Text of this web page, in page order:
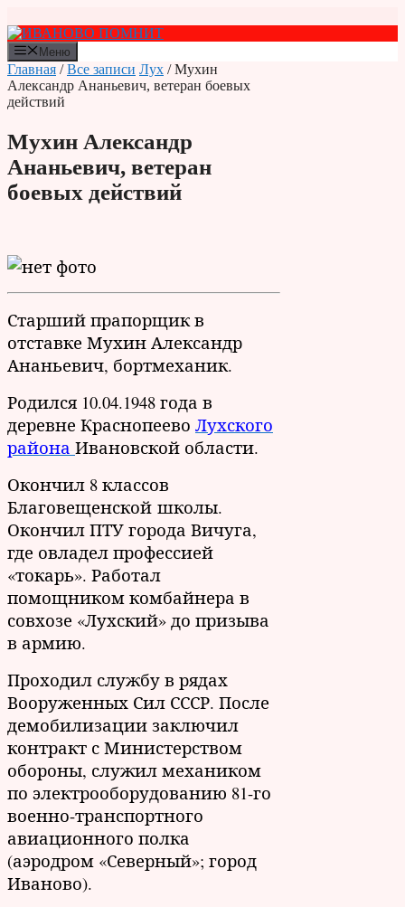
к
содержимому
Меню
Главная /Все записи Лух / Мухин
Александр Ананьевич, ветеран боевых
действий
Мухин Александр
Ананьевич, ветеран
боевых действий
Старший прапорщик в
отставке Мухин Александр
Ананьевич, бортмеханик.
Родился 10.04.1948 года в
деревне Краснопеево Лухского
района Ивановской области.
Окончил 8 классов
Благовещенской школы.
Окончил ПТУ города Вичуга,
где овладел профессией
«токарь». Работал
помощником комбайнера в
совхозе «Лухский» до призыва
в армию.
Проходил службу в рядах
Вооруженных Сил СССР. После
демобилизации заключил
контракт с Министерством
обороны, служил механиком
по электрооборудованию 81-го
военно-транспортного
авиационного полка
(аэродром «Северный»; город
Иваново).